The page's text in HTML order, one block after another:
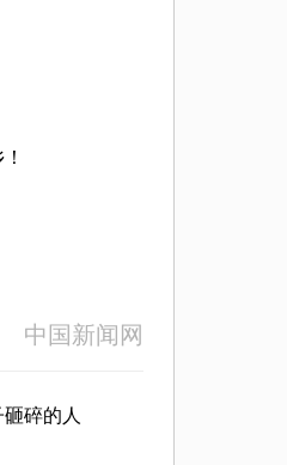
中国新闻网
碎的人